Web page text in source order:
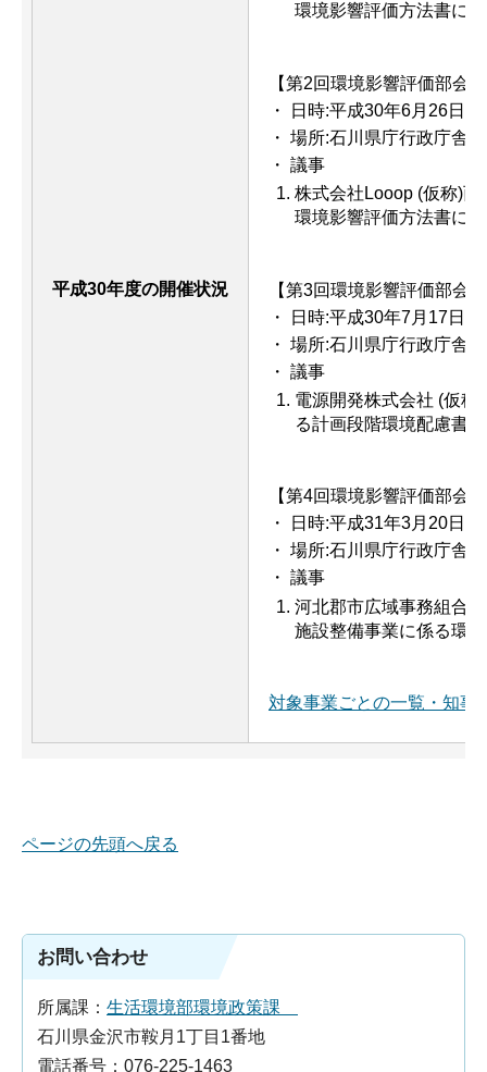
平成30年度の開催状況
環境影響評価方法書に
【第2回環境影響評価部会】
・ 日時:平成30年6月26日(
・ 場所:石川県庁行政庁舎
・ 議事
株式会社Looop (仮称)
環境影響評価方法書に
【第3回環境影響評価部会】
・ 日時:平成30年7月17日(
・ 場所:石川県庁行政庁舎
・ 議事
電源開発株式会社 (仮称
る計画段階環境配慮書
【第4回環境影響評価部会】
・ 日時:平成31年3月20日(
・ 場所:石川県庁行政庁舎
・ 議事
河北郡市広域事務組合
施設整備事業に係る環
対象事業ごとの一覧・知事
ページの先頭へ戻る
お問い合わせ
所属課： 生活環境部環境政策課
石川県金沢市鞍月1丁目1番地
電話番号：076-225-1463